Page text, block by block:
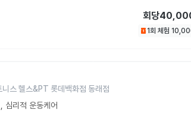
회당
1회 체험
니스 헬스&PT 롯데백화점 동래점
심리적 운동케어